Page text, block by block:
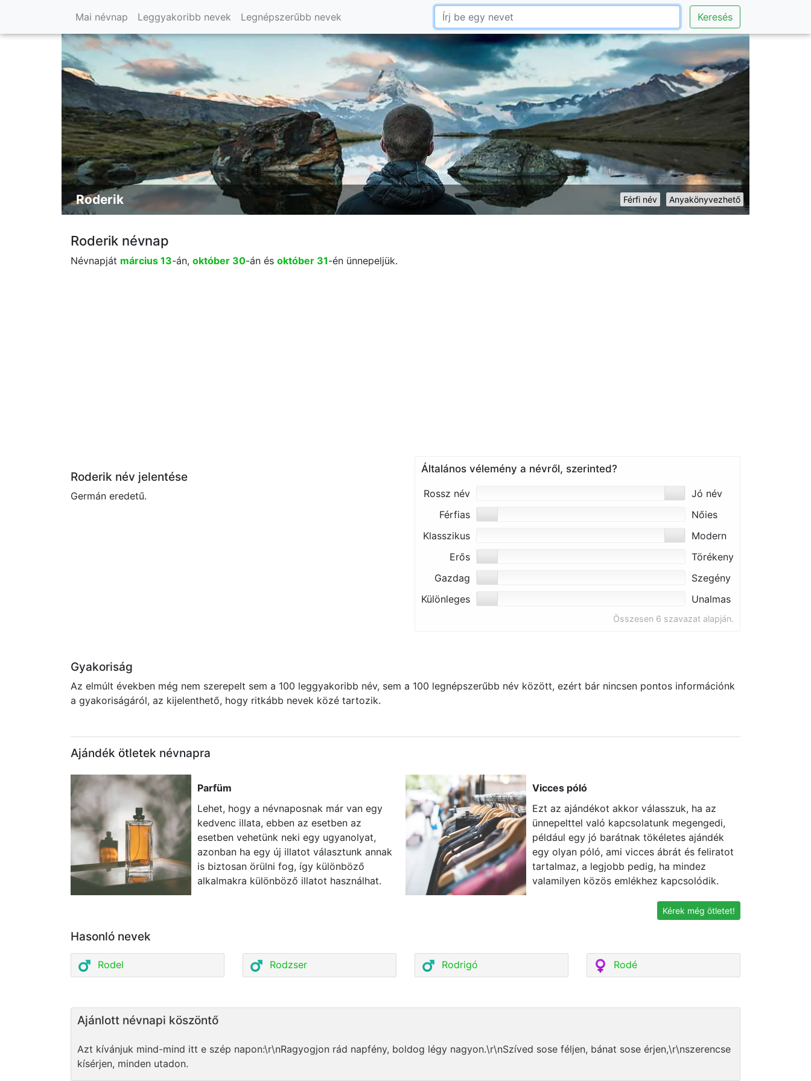
Mai névnap Leggyakoribb nevek Legnépszerűbb nevek Keresés
Anyakönyvezhető
Férfi név
Roderik
Roderik névnap
Névnapját március 13-án, október 30-án és október 31-én ünnepeljük.
Roderik név jelentése
Germán eredetű.
Általános vélemény a névről, szerinted?
Rossz név
Jó név
Férfias
Nőies
Klasszikus
Modern
Erős
Törékeny
Gazdag
Szegény
Különleges
Unalmas
Összesen 6 szavazat alapján.
Gyakoriság
Az elmúlt években még nem szerepelt sem a 100 leggyakoribb név, sem a 100 legnépszerűbb név között, ezért bár nincsen pontos információnk
a gyakoriságáról, az kijelenthető, hogy ritkább nevek közé tartozik.
Ajándék ötletek névnapra
Parfüm
Lehet, hogy a névnaposnak már van egy
kedvenc illata, ebben az esetben az
esetben vehetünk neki egy ugyanolyat,
azonban ha egy új illatot választunk annak
is biztosan örülni fog, így különböző
alkalmakra különböző illatot használhat.
Vicces póló
Ezt az ajándékot akkor válasszuk, ha az
ünnepelttel való kapcsolatunk megengedi,
például egy jó barátnak tökéletes ajándék
egy olyan póló, ami vicces ábrát és feliratot
tartalmaz, a legjobb pedig, ha mindez
valamilyen közös emlékhez kapcsolódik.
Kérek még ötletet!
Hasonló nevek
Rodel Rodzser Rodrigó Rodé
Ajánlott névnapi köszöntő
Azt kívánjuk mind-mind itt e szép napon:\r\nRagyogjon rád napfény, boldog légy nagyon.\r\nSzíved sose féljen, bánat sose érjen,\r\nszerencse
kísérjen, minden utadon.